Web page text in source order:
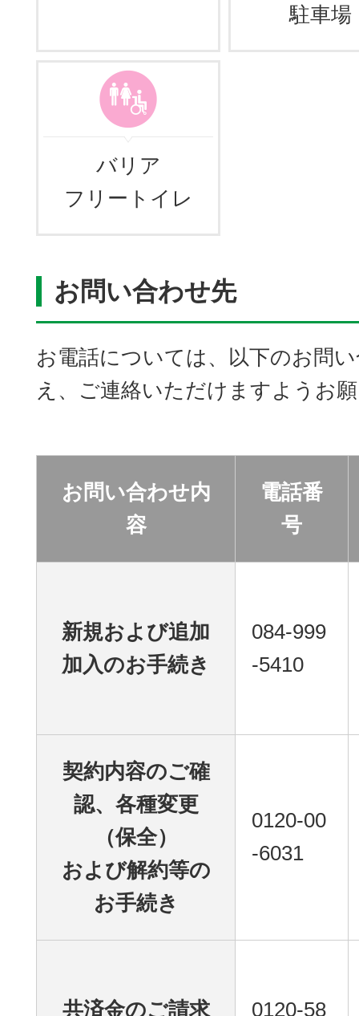
駐車場
バリア
フリートイレ
お問い合わせ先
お電話については、以下のお問
え、ご連絡いただけますようお
お問い合わせ内
容
電話番
号
新規および追加
加入のお手続き
084-999
-5410
契約内容のご確
認、各種変更
（保全）
および解約等の
お手続き
0120-00
-6031
共済金のご請求 0120-58